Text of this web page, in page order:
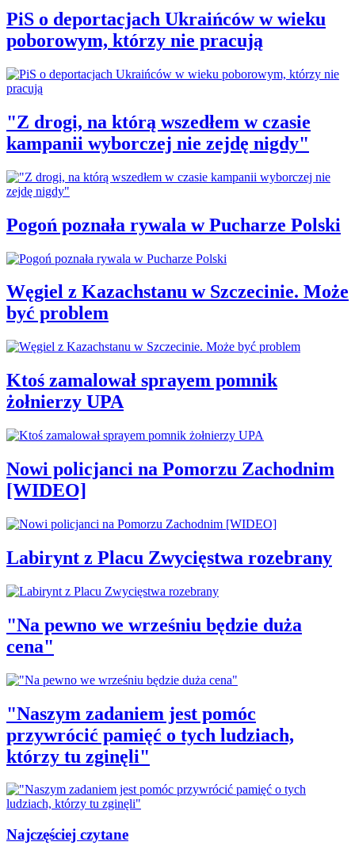
PiS o deportacjach Ukraińców w wieku
poborowym, którzy nie pracują
"Z drogi, na którą wszedłem w czasie
kampanii wyborczej nie zejdę nigdy"
Pogoń poznała rywala w Pucharze Polski
Węgiel z Kazachstanu w Szczecinie. Może
być problem
Ktoś zamalował sprayem pomnik
żołnierzy UPA
Nowi policjanci na Pomorzu Zachodnim
[WIDEO]
Labirynt z Placu Zwycięstwa rozebrany
"Na pewno we wrześniu będzie duża
cena"
"Naszym zadaniem jest pomóc
przywrócić pamięć o tych ludziach,
którzy tu zginęli"
Najczęściej czytane